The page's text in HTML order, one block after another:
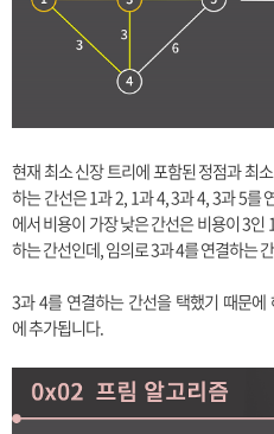
현재 최소 신장 트리에 포함된 정점과 최
하는 간선은 1과 2, 1과 4, 3과 4, 3과 5를
에서 비용이 가장 낮은 간선은 비용이 3
하는 간선인데, 임의로 3과 4를 연결하는
3과 4를 연결하는 간선을 택했기 때문
에 추가됩니다.